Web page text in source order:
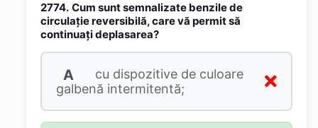
2774. Cum sunt semnalizate benzile de
circulaţie reversibilă, care vă permit să
continuaţi deplasarea?
A
cu dispozitive de culoare
galbenă intermitentă;